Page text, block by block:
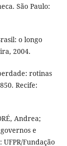
São Paulo:
o longo
2004.
rotinas
Recife:
Andrea;
e
Fundação